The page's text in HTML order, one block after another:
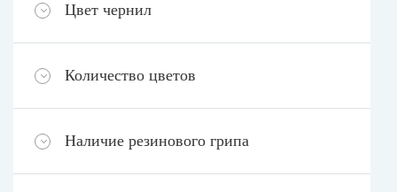
Цвет чернил
Количество цветов
Наличие резинового грипа